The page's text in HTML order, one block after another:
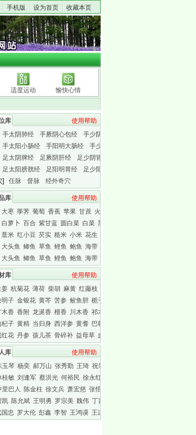
手机版 设为首页 收藏本页
适度运动
愉快心情
库
使用帮助
手太阴肺经 手厥阴心包经
手少阴心经
手太阳小肠经 手阳明大肠经
手少阳三焦经
足太阴脾经 足厥阴肝经
足少阴肾经
足太阳膀胱经 足阳明胃经
足少阳胆经
]
任脉 督脉 经外奇穴
库
使用帮助
大枣 荸荠 葡萄 香蕉 苹果 甘蔗 火龙果
白萝卜 百合 紫甘蓝 圆白菜 白菜 黑木耳
薏米 红小豆 芡实 糙米 小米 花生
大头鱼 鲫鱼 草鱼 鲤鱼 鲍鱼 海带
大头鱼 鲫鱼 草鱼 鲤鱼 鲍鱼 海带
库
使用帮助
姜 杭菊花 薄荷 柴胡 麻黄 红藤枝
明子 金银花 黄芩 苦参 鲛鱼胆 栀子
木香 香附 龙涎香 檀香 川木香 祁木香
杞子 黄精 当归身 西洋参 黄耆 巴戟天
红花 丹参 孩儿茶 骨碎补 益母草 血竭
库
使用帮助
玉琴 杨奕 郝万山 张秀勤 王琦 祝肇刚
桂敏 刘逢军 蔡洪光 何裕民 徐永红
里巴人 陈金柱 徐文兵 萧宏慈 张悟本
凯 陈允斌 王明勇 罗宗美 魏伟 丁霞
国忠 罗大伦 彭鑫 李智 王鸿谟 王连清